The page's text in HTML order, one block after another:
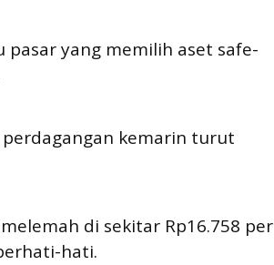
yang memilih aset safe-
kemarin turut
di sekitar Rp16.758 per
hati.